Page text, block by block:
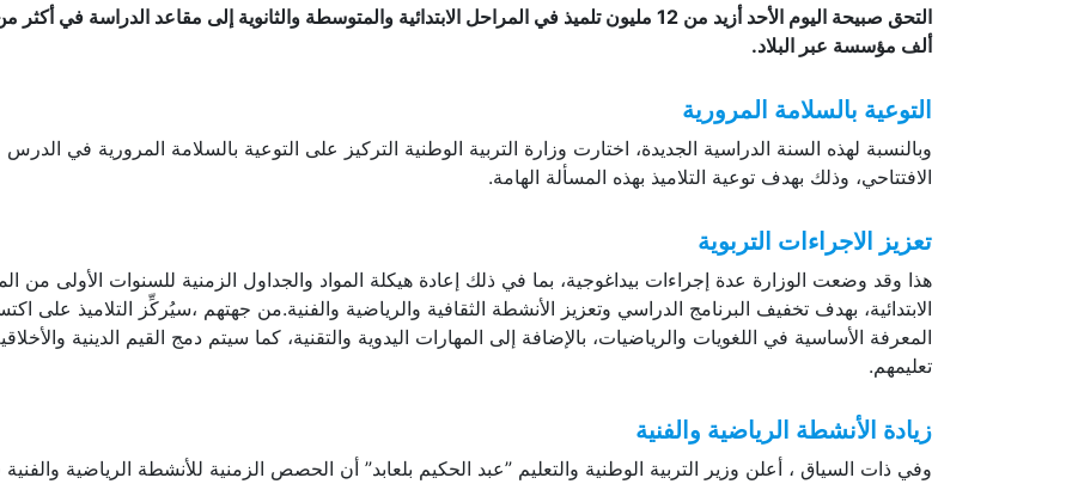
ألف مؤسسة عبر البلاد.
التوعية بالسلامة المرورية
وبالنسبة لهذه السنة الدراسية الجديدة، اختارت وزارة التربية الوطنية التركيز على التوعية بالسلامة المرورية في الدرس
الافتتاحي، وذلك بهدف توعية التلاميذ بهذه المسألة الهامة.
تعزيز الاجراءات التربوية
هذا وقد وضعت الوزارة عدة إجراءات بيداغوجية، بما في ذلك إعادة هيكلة المواد والجداول الزمنية للسنوات الأولى من
الابتدائية، بهدف تخفيف البرنامج الدراسي وتعزيز الأنشطة الثقافية والرياضية والفنية.من جهتهم ،سيُركِّز التلاميذ على
المعرفة الأساسية في اللغويات والرياضيات، بالإضافة إلى المهارات اليدوية والتقنية، كما سيتم دمج القيم الدينية
تعليمهم.
زيادة الأنشطة الرياضية والفنية
وفي ذات السياق ، أعلن وزير التربية الوطنية والتعليم ”عبد الحكيم بلعابد” أن الحصص الزمنية للأنشطة الرياضية